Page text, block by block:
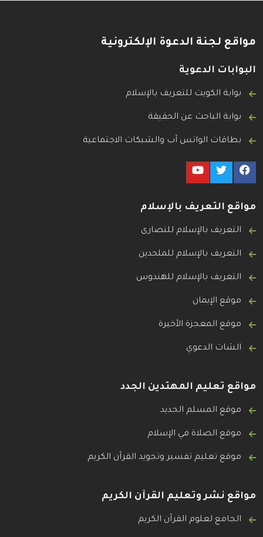
مواقع لجنة الدعوة الإلكترونية
البوابات الدعوية
بوابة الكويت للتعريف بالإسلام
بوابة الباحث عن الحقيقة
بطاقات الواتس آب والشبكات الاجتماعية
مواقع التعريف بالإسلام
التعريف بالإسلام للنصارى
التعريف بالإسلام للملحدين
التعريف بالإسلام للهندوس
موقع الإيمان
موقع المعجزة الأخيرة
الشات الدعوي
مواقع تعليم المهتدين الجدد
موقع المسلم الجديد
موقع الصلاة في الإسلام
موقع تعليم تفسير وتجويد القرآن الكريم
مواقع نشر وتعليم القرآن الكريم
الجامع لعلوم القرآن الكريم